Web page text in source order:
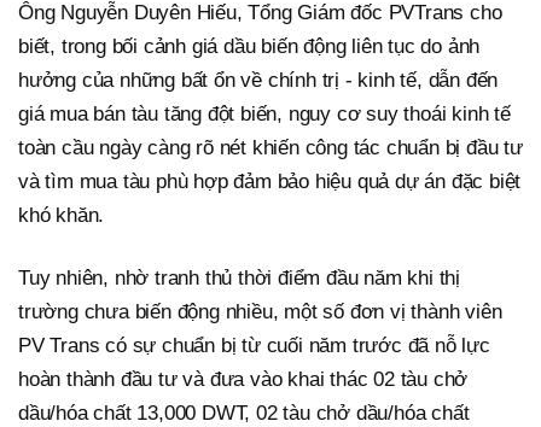
Ông Nguyễn Duyên Hiếu, Tổng Giám đốc PVTrans cho
biết, trong bối cảnh giá dầu biến động liên tục do ảnh
hưởng của những bất ổn về chính trị - kinh tế, dẫn đến
giá mua bán tàu tăng đột biến, nguy cơ suy thoái kinh tế
toàn cầu ngày càng rõ nét khiến công tác chuẩn bị đầu tư
và tìm mua tàu phù hợp đảm bảo hiệu quả dự án đặc biệt
khó khăn.
Tuy nhiên, nhờ tranh thủ thời điểm đầu năm khi thị
trường chưa biến động nhiều, một số đơn vị thành viên
PV Trans có sự chuẩn bị từ cuối năm trước đã nỗ lực
hoàn thành đầu tư và đưa vào khai thác 02 tàu chở
dầu/hóa chất 13,000 DWT, 02 tàu chở dầu/hóa chất